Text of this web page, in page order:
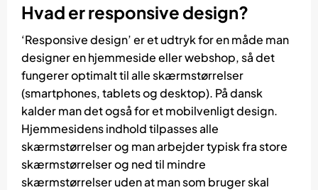
Hvad er responsive design?
‘Responsive design’ er et udtryk for en måde man
designer en hjemmeside eller webshop, så det
fungerer optimalt til alle skærmstørrelser
(smartphones, tablets og desktop). På dansk
kalder man det også for et mobilvenligt design.
Hjemmesidens indhold tilpasses alle
skærmstørrelser og man arbejder typisk fra store
skærmstørrelser og ned til mindre
skærmstørrelser uden at man som bruger skal